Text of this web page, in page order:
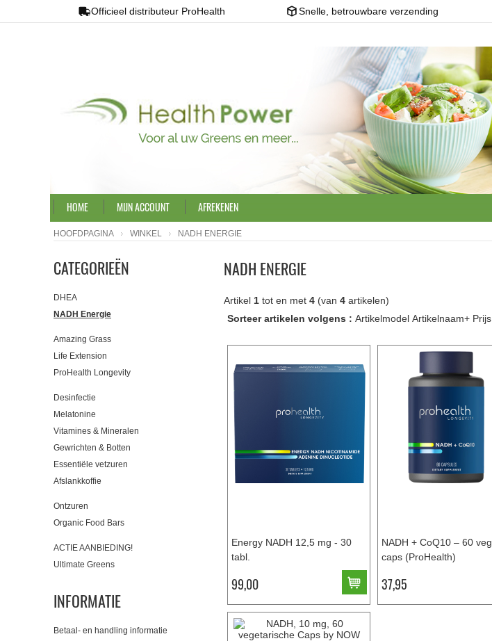
Officieel distributeur ProHealth Snelle, betrouwbare verzending
HOME MIJN ACCOUNT AFREKENEN
HOOFDPAGINA WINKEL NADH ENERGIE
CATEGORIEËN
DHEA
NADH Energie
Amazing Grass
Life Extension
ProHealth Longevity
Desinfectie
Melatonine
Vitamines & Mineralen
Gewrichten & Botten
Essentiële vetzuren
Afslankkoffie
Ontzuren
Organic Food Bars
ACTIE AANBIEDING!
Ultimate Greens
INFORMATIE
Betaal- en handling informatie
NADH ENERGIE
Artikel 1 tot en met 4 (van 4 artikelen)
Sorteer artikelen volgens : Artikelmodel Artikelnaam+ Prijs
Energy NADH 12,5 mg - 30
tabl.
99,00
NADH + CoQ10 – 60 veg.
caps (ProHealth)
37,95